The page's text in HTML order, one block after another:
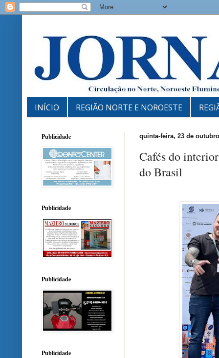
INÍCIO REGIÃO NORTE E NOROESTE
quinta-feira, 23 de
Cafés do
do Brasil
Publicidade
Publicidade
Publicidade
Publicidade